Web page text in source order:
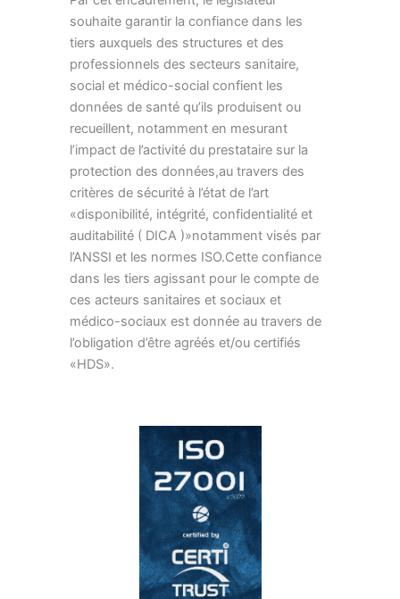
souhaite garantir la confiance dans les
tiers auxquels des structures et des
professionnels des secteurs sanitaire,
social et médico-social confient les
données de santé qu’ils produisent ou
recueillent, notamment en mesurant
l’impact de l’activité du prestataire sur la
protection des données,au travers des
critères de sécurité à l’état de l’art
«disponibilité, intégrité, confidentialité et
auditabilité ( DICA )»notamment visés par
l’ANSSI et les normes ISO.Cette confiance
dans les tiers agissant pour le compte de
ces acteurs sanitaires et sociaux et
médico-sociaux est donnée au travers de
l’obligation d’être agréés et/ou certifiés
«HDS».